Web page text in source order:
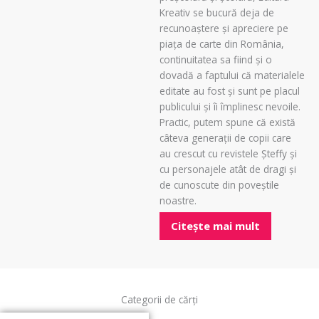
Kreativ se bucură deja de
recunoaștere și apreciere pe
piața de carte din România,
continuitatea sa fiind și o
dovadă a faptului că materialele
editate au fost și sunt pe placul
publicului și îi împlinesc nevoile.
Practic, putem spune că există
câteva generații de copii care
au crescut cu revistele Șteffy și
cu personajele atât de dragi și
de cunoscute din poveștile
noastre.
Citește mai mult
Categorii de cărți